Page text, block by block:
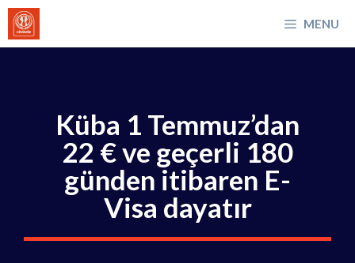
İçeriğe
atla
MENU
Küba 1 Temmuz’dan
22 € ve geçerli 180
günden itibaren E-
Visa dayatır